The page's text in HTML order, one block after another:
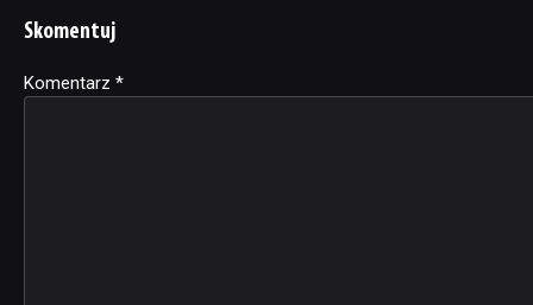
Skomentuj
Komentarz *
Alternative: